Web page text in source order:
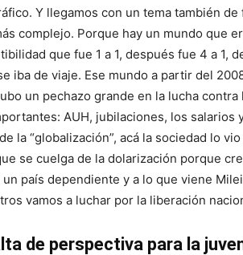
Y llegamos con un tema también
complejo. Porque hay un mundo que
que fue 1 a 1, después fue 4 a 1,
iba de viaje. Ese mundo a partir del
un pechazo grande en la lucha
AUH, jubilaciones, los
la “globalización”, acá la sociedad lo
se cuelga de la dolarización porque
un país dependiente y a lo que viene
vamos a luchar por la liberación
de perspectiva para la